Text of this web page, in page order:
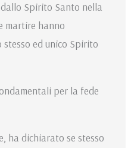
Spirito Santo nella
martire hanno
ed unico Spirito
per la fede
ha dichiarato se stesso